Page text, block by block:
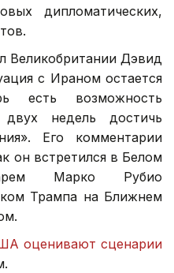
дипломатических,
Великобритании Дэвид
с Ираном остается
есть возможность
недель достичь
Его комментарии
он встретился в Белом
Марко Рубио
Трампа на Ближнем
оценивают сценарии